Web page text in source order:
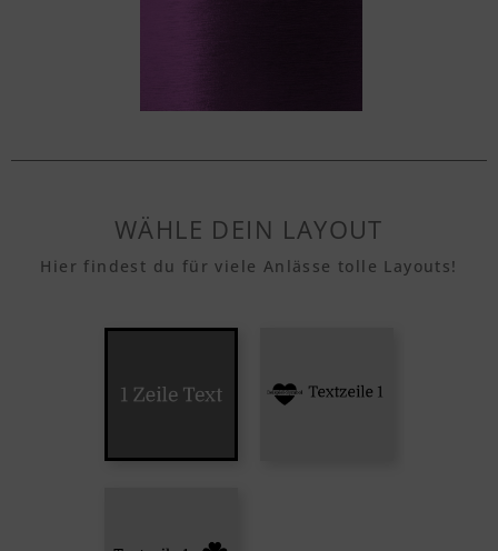
WÄHLE DEIN LAYOUT
Hier findest du für viele Anlässe tolle Layouts!